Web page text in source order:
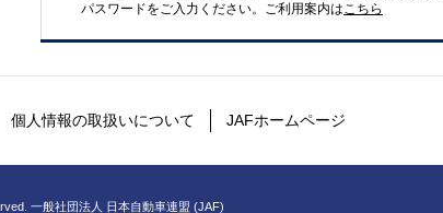
パスワードをご入力ください。 ご利用案内はこちら
個人情報の取扱いについて JAFホームページ
一般社団法人 日本自動車連盟 (JAF)